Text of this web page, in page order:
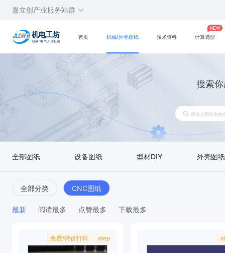
嘉立创产业服务站群
首页 机械/外壳图纸 技术资料 计算选型
搜索
全部图纸 设备图纸 型材DIY 外壳图纸
全部分类 CNC图纸
最新 阅读最多 点赞最多 下载最多
免费/特价打样 .step